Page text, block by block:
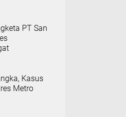
PT San
Kasus
Metro